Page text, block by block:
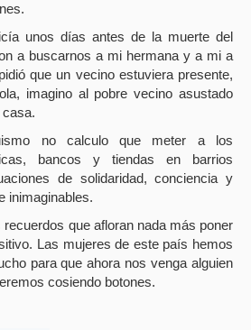
unos días antes de la muerte del
a buscarnos a mi hermana y a mi a
que un vecino estuviera presente,
imagino al pobre vecino asustado
no calculo que meter a los
bancos y tiendas en barrios
de solidaridad, conciencia y
inimaginables.
que afloran nada más poner
Las mujeres de este país hemos
para que ahora nos venga alguien
cosiendo botones.